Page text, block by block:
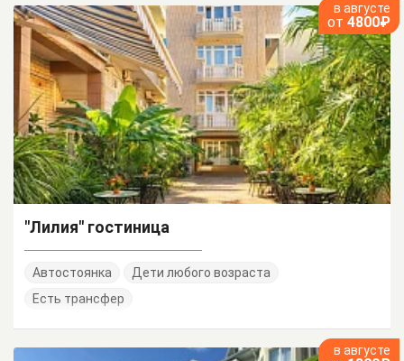
в августе
от 4800₽
"Лилия" гостиница
Автостоянка
Дети любого возраста
Есть трансфер
в августе